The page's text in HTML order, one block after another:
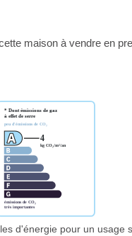
maison à vendre en
d'énergie pour un